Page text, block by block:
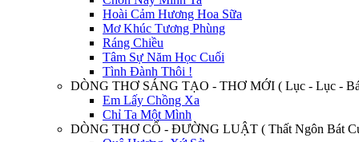
Hoài Cảm Hương Hoa Sữa
Mơ Khúc Tương Phùng
Ráng Chiều
Tâm Sự Năm Học Cuối
Tình Đành Thôi !
DÒNG THƠ SÁNG TẠO - THƠ MỚI ( Lục - Lục -
Em Lấy Chồng Xa
Chỉ Ta Một Mình
DÒNG THƠ CỔ - ĐƯỜNG LUẬT ( Thất Ngôn Bát